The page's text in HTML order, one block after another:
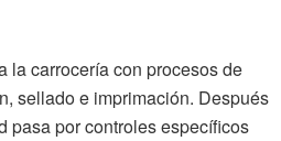
la carrocería con procesos de
sellado e imprimación. Después
pasa por controles específicos